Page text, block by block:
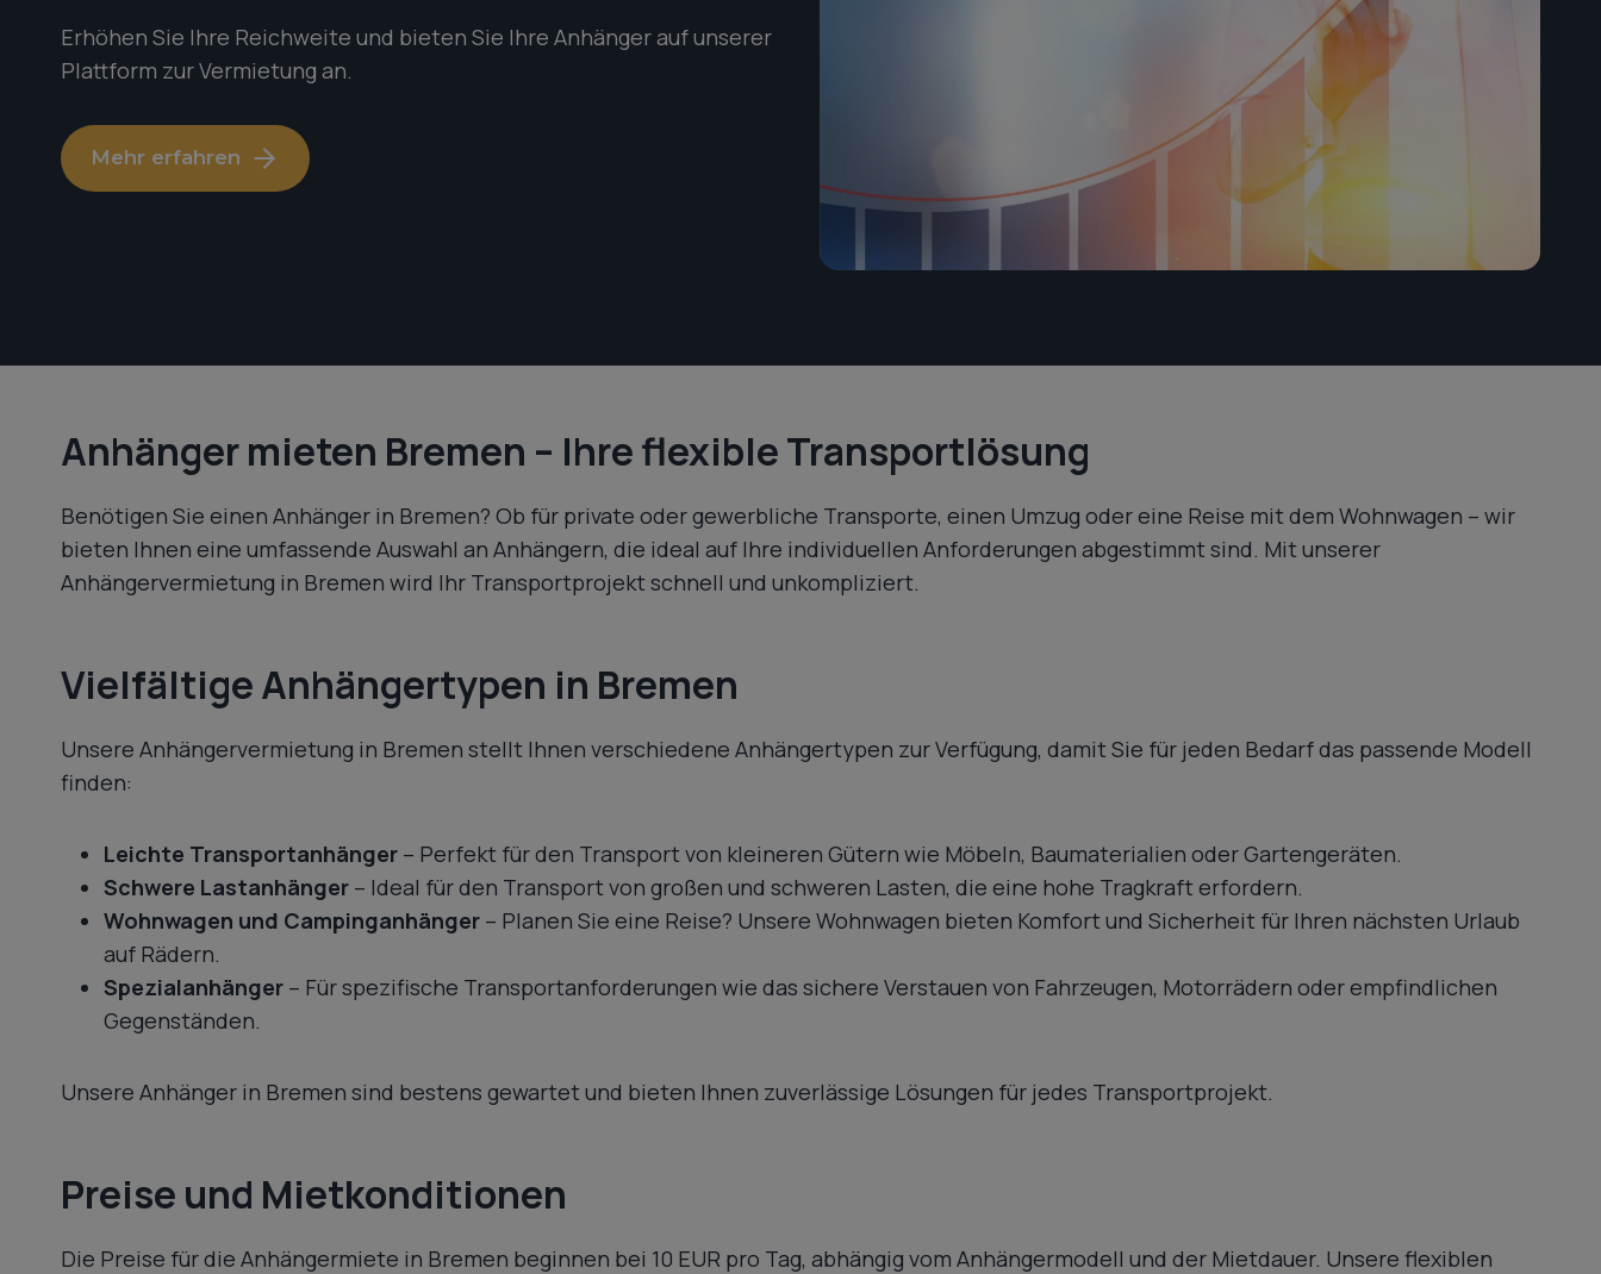
Erhöhen Sie Ihre Reichweite und bieten Sie Ihre Anhänger auf unserer
Plattform zur Vermietung an.
Mehr erfahren
Anhänger mieten Bremen – Ihre flexible Transportlösung
Benötigen Sie einen Anhänger in Bremen? Ob für private oder gewerbliche Transporte, einen Umzug oder eine Reise mit dem Wohnwagen – wir
bieten Ihnen eine umfassende Auswahl an Anhängern, die ideal auf Ihre individuellen Anforderungen abgestimmt sind. Mit unserer
Anhängervermietung in Bremen wird Ihr Transportprojekt schnell und unkompliziert.
Vielfältige Anhängertypen in Bremen
Unsere Anhängervermietung in Bremen stellt Ihnen verschiedene Anhängertypen zur Verfügung, damit Sie für jeden Bedarf das passende Modell
finden:
Leichte Transportanhänger – Perfekt für den Transport von kleineren Gütern wie Möbeln, Baumaterialien oder Gartengeräten.
Schwere Lastanhänger – Ideal für den Transport von großen und schweren Lasten, die eine hohe Tragkraft erfordern.
Wohnwagen und Campinganhänger – Planen Sie eine Reise? Unsere Wohnwagen bieten Komfort und Sicherheit für Ihren nächsten Urlaub
auf Rädern.
Spezialanhänger – Für spezifische Transportanforderungen wie das sichere Verstauen von Fahrzeugen, Motorrädern oder empfindlichen
Gegenständen.
Unsere Anhänger in Bremen sind bestens gewartet und bieten Ihnen zuverlässige Lösungen für jedes Transportprojekt.
Preise und Mietkonditionen
Die Preise für die Anhängermiete in Bremen beginnen bei 10 EUR pro Tag, abhängig vom Anhängermodell und der Mietdauer. Unsere flexiblen